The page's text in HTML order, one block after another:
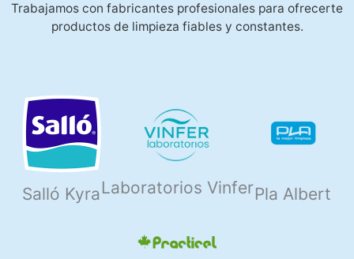
Trabajamos con fabricantes profesionales para ofrecerte
productos de limpieza fiables y constantes.
Salló Kyra Laboratorios VinferPla Albert